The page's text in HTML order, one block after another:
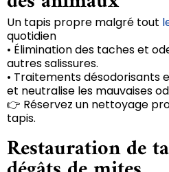
Un tapis propre malgré tout
quotidien
• Élimination des taches et
autres salissures.
• Traitements désodorisants
et neutralise les mauvaises
👉 Réservez un nettoyage
tapis.
Restauration de